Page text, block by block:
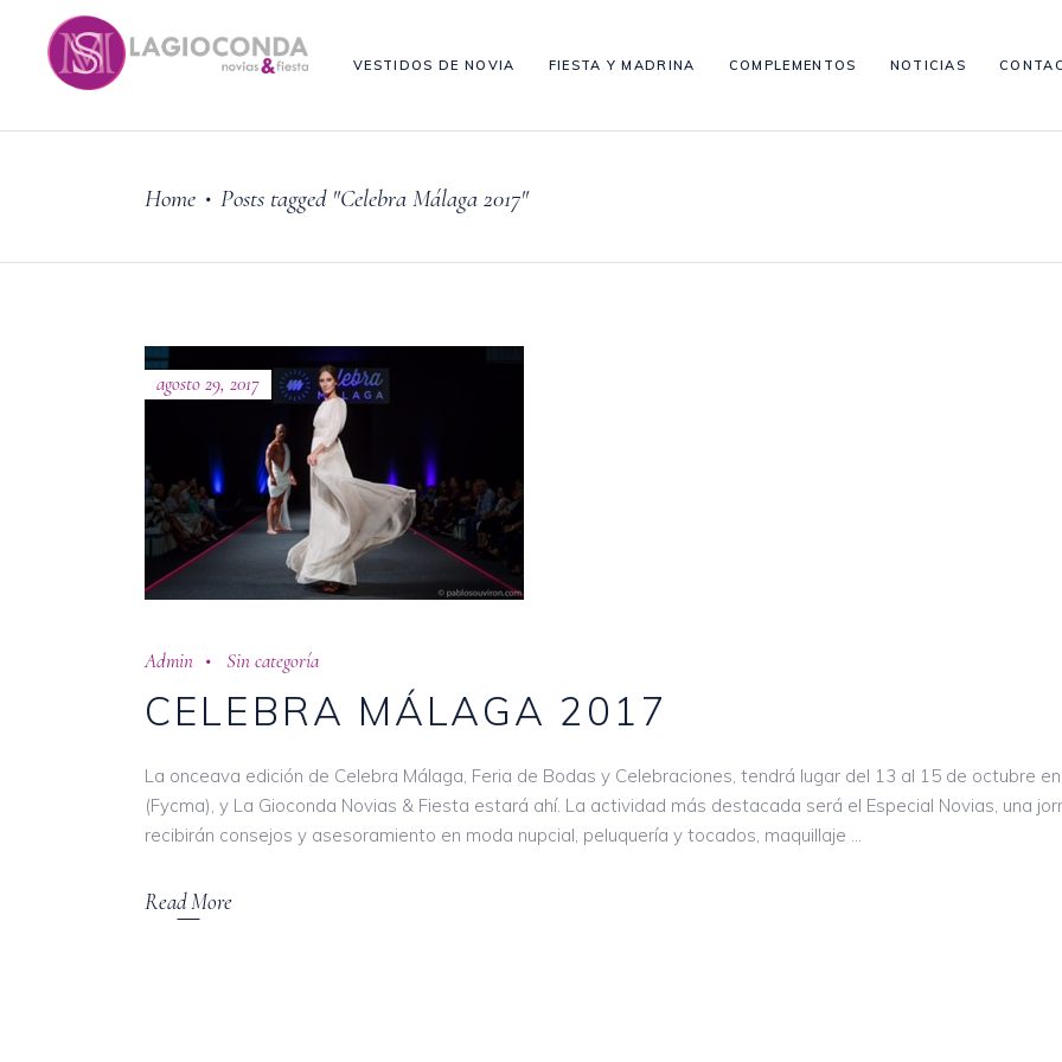
VESTIDOS DE NOVIA FIESTA Y MADRINA COMPLEMENTOS NOTICIAS
Home • Posts tagged "Celebra Málaga 2017"
agosto 29, 2017
Admin Sin categoría
CELEBRA MÁLAGA 2017
La onceava edición de Celebra Málaga, Feria de Bodas y Celebraciones, tendrá lugar del 13 al 15 de octubre
(Fycma), y La Gioconda Novias & Fiesta estará ahí. La actividad más destacada será el Especial Novias, una
recibirán consejos y asesoramiento en moda nupcial, peluquería y tocados, maquillaje
Read More